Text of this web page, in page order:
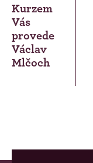
Kurzem
Vás
provede
Václav
Mlčoch